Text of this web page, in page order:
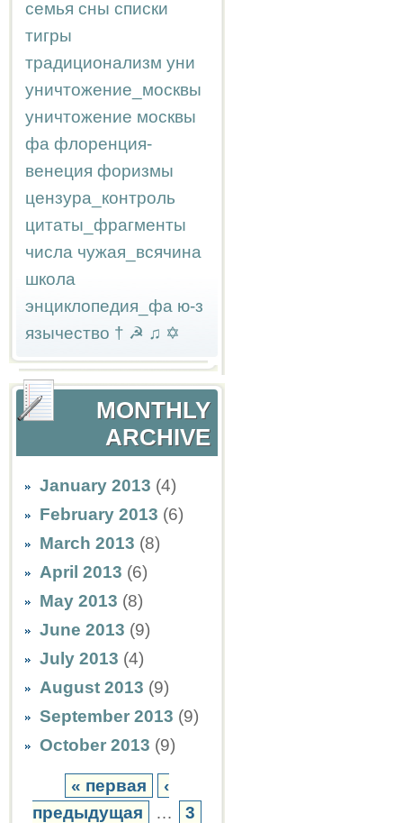
семья сны списки
тигры
традиционализм уни
уничтожение_москвы
уничтожение москвы
фа флоренция-
венеция форизмы
цензура_контроль
цитаты_фрагменты
числа чужая_всячина
школа
энциклопедия_фа ю-з
язычество † ☭ ♫ ✡
MONTHLY
ARCHIVE
January 2013 (4)
February 2013 (6)
March 2013 (8)
April 2013 (6)
May 2013 (8)
June 2013 (9)
July 2013 (4)
August 2013 (9)
September 2013 (9)
October 2013 (9)
« первая
‹
предыдущая
…
3